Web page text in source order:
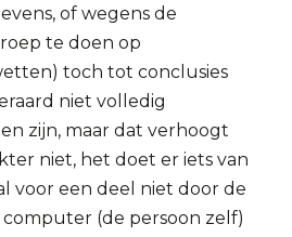
of wegens de
te doen op
toch tot conclusies
niet volledig
zijn, maar dat verhoogt
niet, het doet er iets van
voor een deel niet door de
(de persoon zelf)